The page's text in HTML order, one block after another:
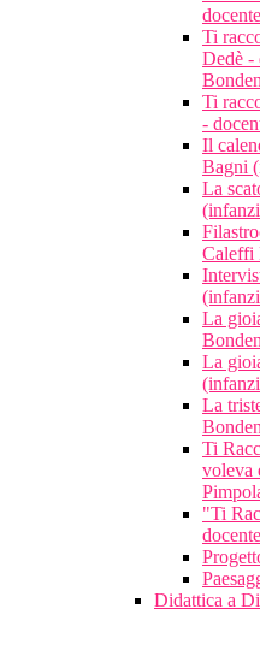
Ti
Dedè -
Ti
-
Il
Bagni
La
Caleffi
La
La
La
Ti
voleva
"Ti
Didattica a